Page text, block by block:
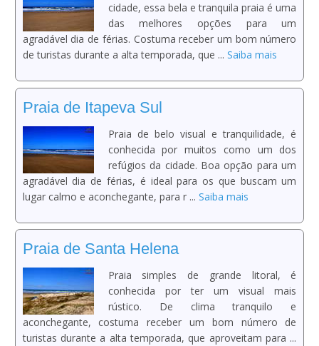
cidade, essa bela e tranquila praia é uma
das melhores opções para um
agradável dia de férias. Costuma receber um bom número
de turistas durante a alta temporada, que ... Saiba mais
Praia de Itapeva Sul
Praia de belo visual e tranquilidade, é
conhecida por muitos como um dos
refúgios da cidade. Boa opção para um
agradável dia de férias, é ideal para os que buscam um
lugar calmo e aconchegante, para r ... Saiba mais
Praia de Santa Helena
Praia simples de grande litoral, é
conhecida por ter um visual mais
rústico. De clima tranquilo e
aconchegante, costuma receber um bom número de
turistas durante a alta temporada, que aproveitam para ...